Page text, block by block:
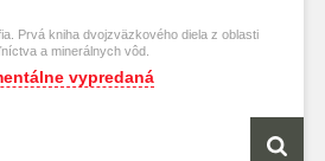
Prvá kniha dvojzväzkového diela z oblasti
a minerálnych vôd.
vypredaná